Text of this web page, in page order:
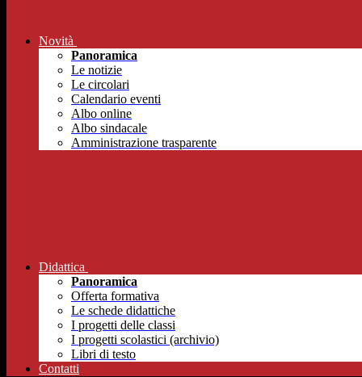
Novità
Panoramica
Le notizie
Le circolari
Calendario eventi
Albo online
Albo sindacale
Amministrazione trasparente
Didattica
Panoramica
Offerta formativa
Le schede didattiche
I progetti delle classi
I progetti scolastici (archivio)
Libri di testo
Contatti